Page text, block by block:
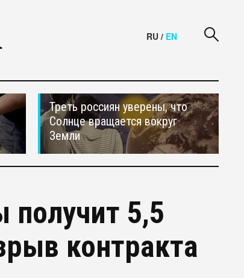
RU / EN
Треть россиян уверены, что
Солнце вращается вокруг
Земли
получит 5,5
контракта